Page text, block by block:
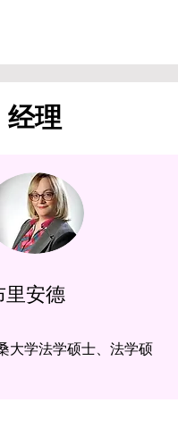
经理
里安德
大学法学硕士、法学硕